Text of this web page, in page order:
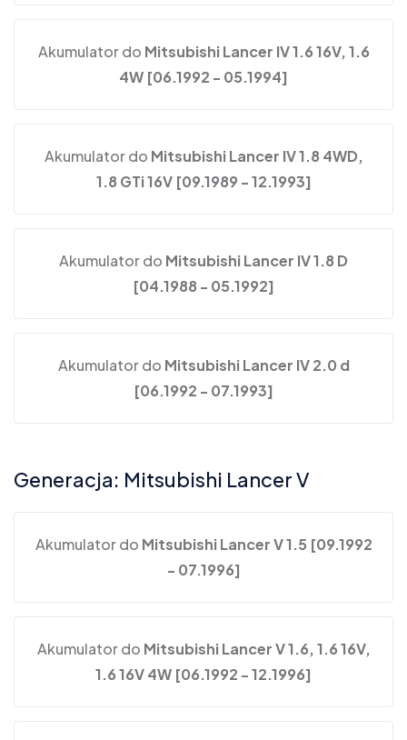
Akumulator do Mitsubishi Lancer IV 1.6 16V, 1.6
4W [06.1992 - 05.1994]
Akumulator do Mitsubishi Lancer IV 1.8 4WD,
1.8 GTi 16V [09.1989 - 12.1993]
Akumulator do Mitsubishi Lancer IV 1.8 D
[04.1988 - 05.1992]
Akumulator do Mitsubishi Lancer IV 2.0 d
[06.1992 - 07.1993]
Generacja: Mitsubishi Lancer V
Akumulator do Mitsubishi Lancer V 1.5 [09.1992
- 07.1996]
Akumulator do Mitsubishi Lancer V 1.6, 1.6 16V,
1.6 16V 4W [06.1992 - 12.1996]